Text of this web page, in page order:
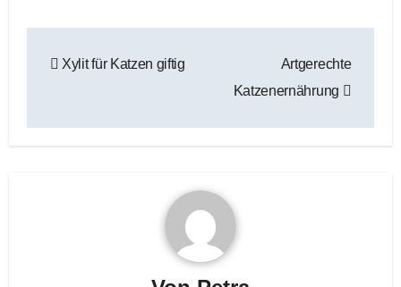
Xylit für Katzen giftig
Artgerechte
Katzenernährung